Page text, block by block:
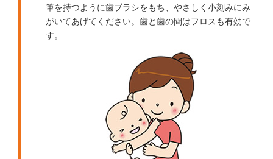
筆を持つように歯ブラシをもち、やさしく小刻みにみ
がいてあげてください。歯と歯の間はフロスも有効で
す。